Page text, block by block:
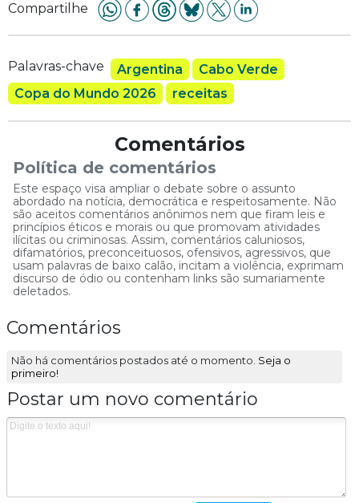
Compartilhe
Palavras-chave Argentina
Cabo Verde
Copa do Mundo 2026
receitas
Comentários
Política de comentários
Este espaço visa ampliar o debate sobre o assunto
abordado na notícia, democrática e respeitosamente. Não
são aceitos comentários anônimos nem que firam leis e
princípios éticos e morais ou que promovam atividades
ilícitas ou criminosas. Assim, comentários caluniosos,
difamatórios, preconceituosos, ofensivos, agressivos, que
usam palavras de baixo calão, incitam a violência, exprimam
discurso de ódio ou contenham links são sumariamente
deletados.
Comentários
Não há comentários postados até o momento. Seja o
primeiro!
Postar um novo comentário